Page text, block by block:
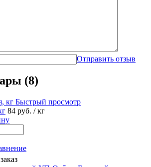
Отправить отзыв
(8)
Быстрый просмотр
84 руб. / кг